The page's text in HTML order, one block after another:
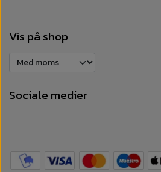
Vis på shop
Sociale medier